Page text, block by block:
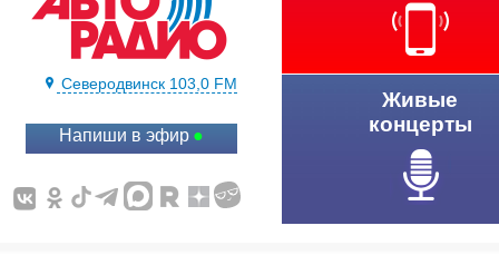
Северодвинск 103,0 FM
Напиши в эфир
Живые
концерты